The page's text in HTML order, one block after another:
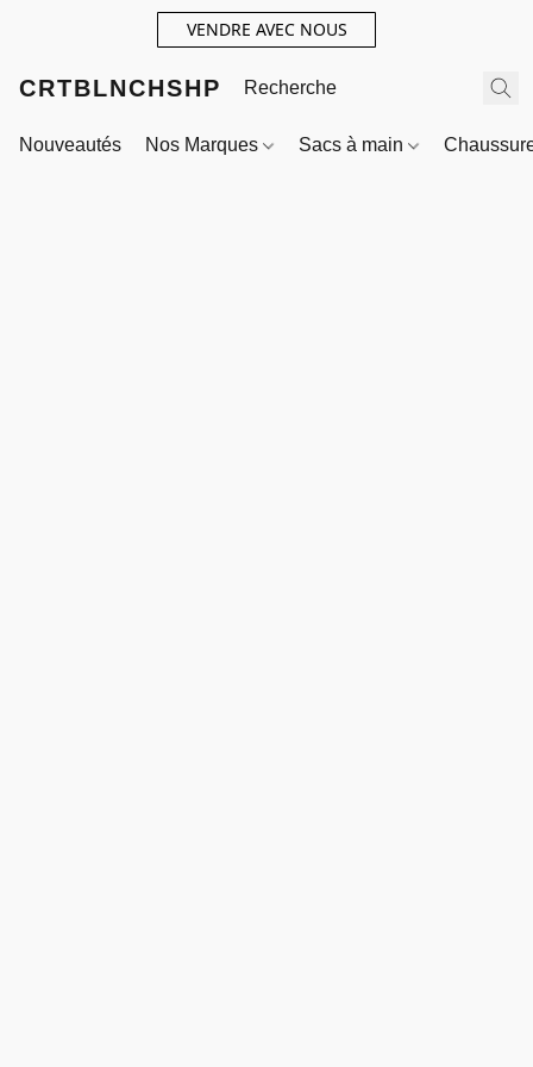
VENDRE AVEC NOUS
CRTBLNCHSHP
Nouveautés Nos Marques Sacs à main